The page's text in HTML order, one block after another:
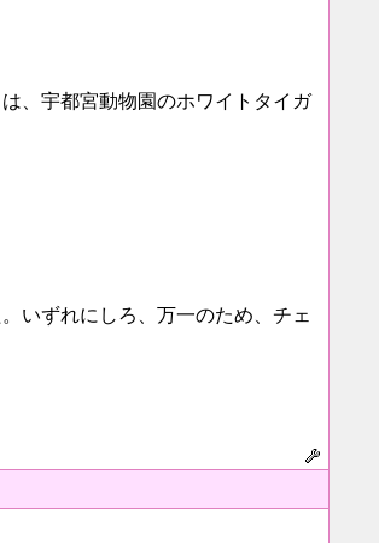
、宇都宮動物園のホワイトタイガ
いずれにしろ、万一のため、チェ